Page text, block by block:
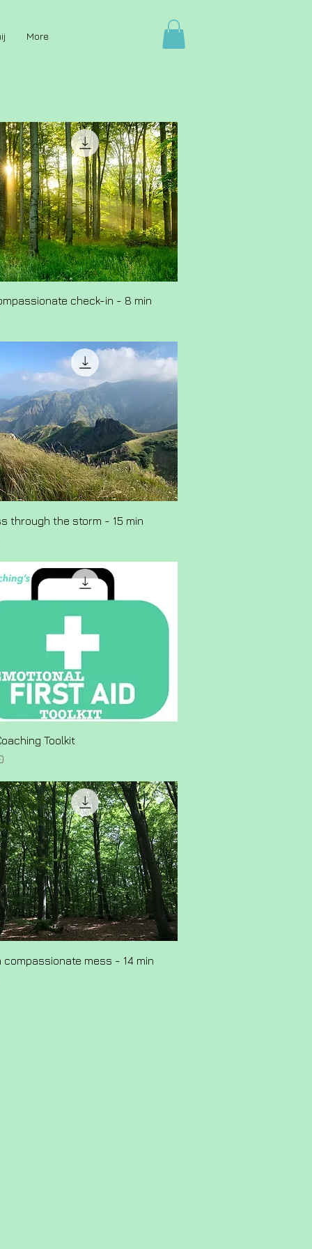
More
check-in - 8 min
through the storm - 15 min
Toolkit
compassionate mess - 14 min